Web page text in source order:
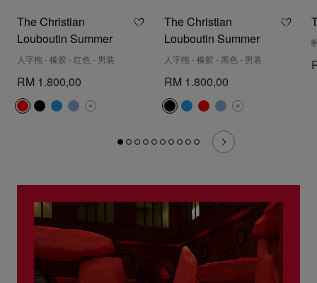
The Christian
Louboutin Summer
人字拖 - 橡胶 - 红色 - 男装
RM 1.800,00
The Christian
Louboutin Summer
人字拖 - 橡胶 - 黑色 - 男装
RM 1.800,00